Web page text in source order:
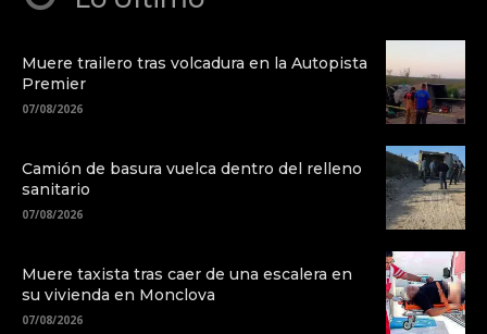
Muere trailero tras volcadura en la Autopista
Premier
07/08/2026
Camión de basura vuelca dentro del relleno
sanitario
07/08/2026
Muere taxista tras caer de una escalera en
su vivienda en Monclova
07/08/2026